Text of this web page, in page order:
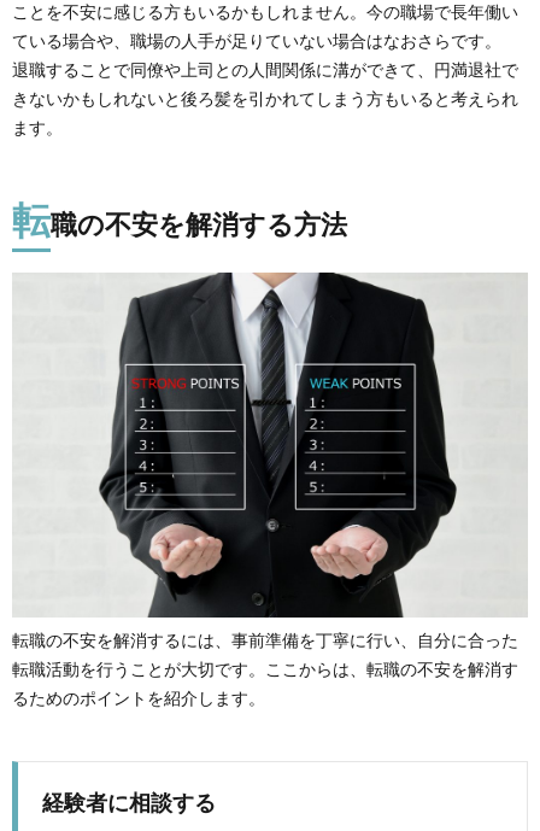
ことを不安に感じる方もいるかもしれません。今の職場で長年働い
ている場合や、職場の人手が足りていない場合はなおさらです。
退職することで同僚や上司との人間関係に溝ができて、円満退社で
きないかもしれないと後ろ髪を引かれてしまう方もいると考えられ
ます。
転職の不安を解消する方法
転職の不安を解消するには、事前準備を丁寧に行い、自分に合った
転職活動を行うことが大切です。ここからは、転職の不安を解消す
るためのポイントを紹介します。
経験者に相談する